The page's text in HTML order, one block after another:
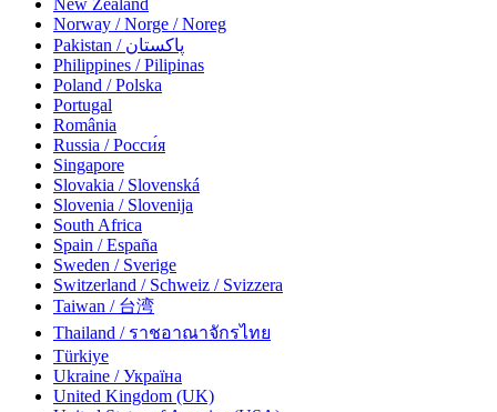
Norway / Norge / Noreg
Pakistan / پاکستان
Philippines / Pilipinas
Poland / Polska
Portugal
România
Russia / Росси́я
Singapore
Slovakia / Slovenská
Slovenia / Slovenija
South Africa
Spain / España
Sweden / Sverige
Switzerland / Schweiz / Svizzera
Taiwan / 台湾
Thailand / ราชอาณาจักรไทย
Türkiye
Ukraine / Україна
United Kingdom (UK)